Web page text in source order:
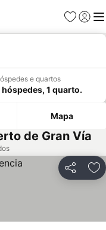
Favoritos
Iniciar
e quartos
hóspedes, 1 quarto.
Mapa
de Gran Vía
Partilhar